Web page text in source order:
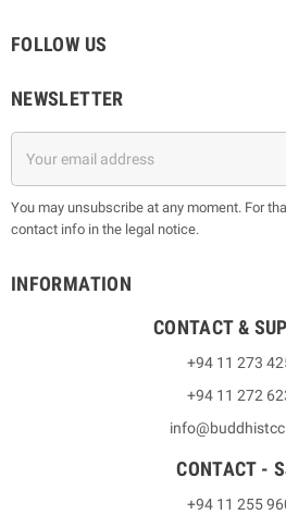
FOLLOW US
NEWSLETTER
You may unsubscribe at any moment. For
contact info in the legal notice.
INFORMATION
CONTACT &
+94 11 273
+94 11 272
CONTACT -
+94 11 255